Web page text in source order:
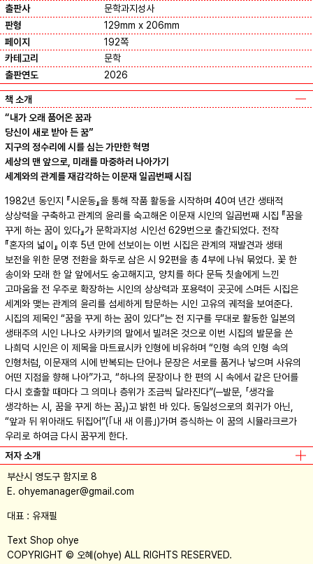
출판사
문학과지성사
판형
129mm x 206mm
페이지
192쪽
카테고리
문학
출판연도
2026
책 소개
“내가 오래 품어온 꿈과
당신이 새로 받아 든 꿈”
지구의 정수리에 시를 심는 가만한 혁명
세상의 맨 앞으로, 미래를 마중하러 나아가기
세계와의 관계를 재감각하는 이문재 일곱번째 시집
1982년 동인지 『시운동』을 통해 작품 활동을 시작하며 40여 년간 생태적
상상력을 구축하고 관계의 윤리를 숙고해온 이문재 시인의 일곱번째 시집 『꿈을
꾸게 하는 꿈이 있다』가 문학과지성 시인선 629번으로 출간되었다. 전작
『혼자의 넓이』 이후 5년 만에 선보이는 이번 시집은 관계의 재발견과 생태
보전을 위한 문명 전환을 화두로 삼은 시 92편을 총 4부에 나눠 묶었다. 꽃 한
송이와 모래 한 알 앞에서도 숭고해지고, 양치를 하다 문득 칫솔에게 느낀
고마움을 전 우주로 확장하는 시인의 상상력과 포용력이 곳곳에 스며든 시집은
세계와 맺는 관계의 윤리를 섬세하게 탐문하는 시인 고유의 궤적을 보여준다.
시집의 제목인 “꿈을 꾸게 하는 꿈이 있다”는 전 지구를 무대로 활동한 일본의
생태주의 시인 나나오 사카키의 말에서 빌려온 것으로 이번 시집의 발문을 쓴
나희덕 시인은 이 제목을 마트료시카 인형에 비유하며 “인형 속의 인형 속의
인형처럼, 이문재의 시에 반복되는 단어나 문장은 서로를 품거나 낳으며 사유의
어떤 지점을 향해 나아”가고, “하나의 문장이나 한 편의 시 속에서 같은 단어를
다시 호출할 때마다 그 의미나 층위가 조금씩 달라진다”(─발문, 「생각을
생각하는 시, 꿈을 꾸게 하는 꿈」)고 밝힌 바 있다. 동일성으로의 회귀가 아닌,
“앞과 뒤 위아래도 뒤집어”(｢내 새 이름｣)가며 증식하는 이 꿈의 시뮬라크르가
우리로 하여금 다시 꿈꾸게 한다.
저자 소개
Text Shop ohye
COPYRIGHT © 오혜(ohye) ALL RIGHTS RESERVED.
부산시 영도구 함지로 8
E. ohyemanager@gmail.com
대표 : 유재필